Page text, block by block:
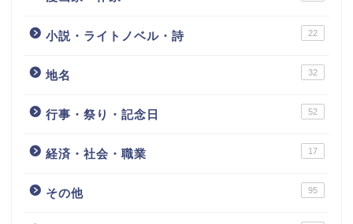
小説・ライトノベル・詩 22
地名 32
行事・祭り・記念日 52
経済・社会・職業 17
その他 95